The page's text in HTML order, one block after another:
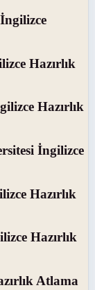
Hazırlık
Hazırlık
İngilizce
Hazırlık
Hazırlık
Atlama